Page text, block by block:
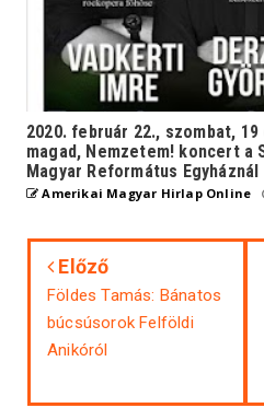
2020. február 22., szombat,
magad, Nemzetem! koncert a
Magyar Református Egyháznál
Amerikai Magyar Hirlap Online
Előző
Földes Tamás: Bánatos
búcsúsorok Felföldi
Anikóról